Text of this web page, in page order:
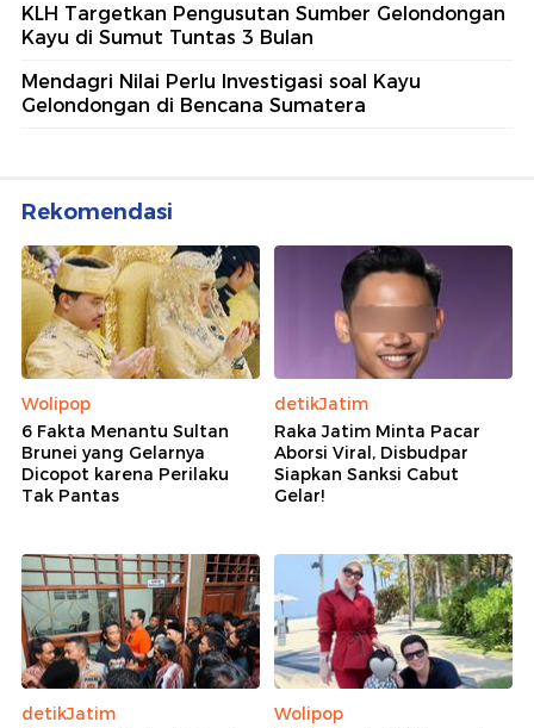
KLH Targetkan Pengusutan Sumber Gelondongan
Kayu di Sumut Tuntas 3 Bulan
Mendagri Nilai Perlu Investigasi soal Kayu
Gelondongan di Bencana Sumatera
Rekomendasi
Wolipop
6 Fakta Menantu Sultan
Brunei yang Gelarnya
Dicopot karena Perilaku
Tak Pantas
detikJatim
Raka Jatim Minta Pacar
Aborsi Viral, Disbudpar
Siapkan Sanksi Cabut
Gelar!
detikJatim
Wolipop